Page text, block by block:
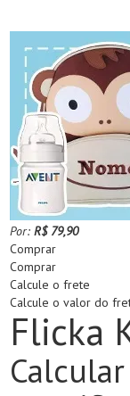
Por: R$ 79,90
Comprar
Comprar
Calcule o frete
Calcule o valor do
Flicka